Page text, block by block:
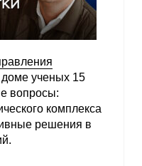
ученых 15
вопросы:
комплекса
решения в